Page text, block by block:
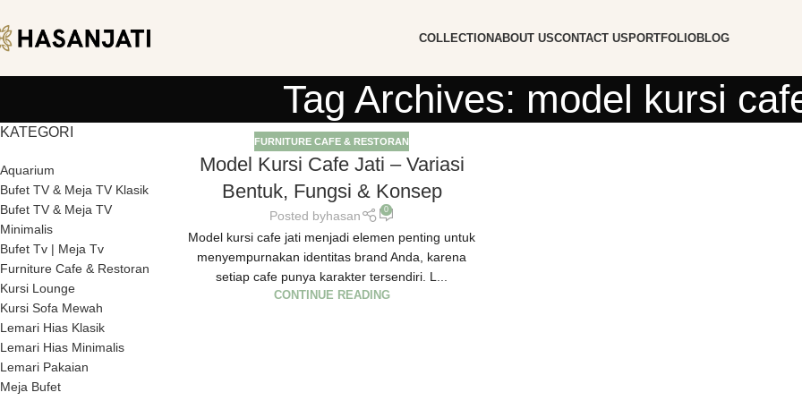
COLLECTIONABOUT USCONTACT US PORTFOLIOBLOG
Tag Archives: model kursi
KATEGORI
Aquarium
Bufet TV & Meja TV Klasik
Bufet TV & Meja TV
Minimalis
Bufet Tv | Meja Tv
Furniture Cafe & Restoran
Kursi Lounge
Kursi Sofa Mewah
Lemari Hias Klasik
Lemari Hias Minimalis
Lemari Pakaian
Meja Bufet
FURNITURE CAFE & RESTORAN
Model Kursi Cafe Jati – Variasi
Bentuk, Fungsi & Konsep
Posted byhasan 0
Model kursi cafe jati menjadi elemen penting untuk
menyempurnakan identitas brand Anda, karena
setiap cafe punya karakter tersendiri. L...
CONTINUE READING